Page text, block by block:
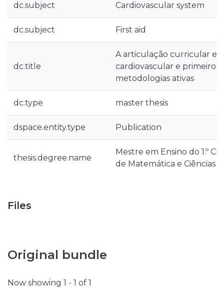
dc.subject Cardiovascular system
dc.subject First aid
dc.title
A articulação curricular
cardiovascular e primeiros
metodologias ativas
dc.type master thesis
dspace.entity.type Publication
thesis.degree.name
Mestre em Ensino do 1.º
de Matemática e Ciências
Files
Original bundle
Now showing 1 - 1 of 1